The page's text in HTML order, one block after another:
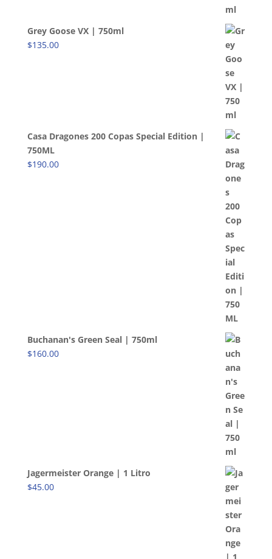
Grey Goose VX | 750ml
$135.00
Casa Dragones 200 Copas Special Edition |
750ML
$190.00
Buchanan's Green Seal | 750ml
$160.00
Jagermeister Orange | 1 Litro
$45.00